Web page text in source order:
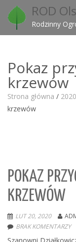
ROD
Rodzinny
Pokaz
krzewów
Strona główna / 2020
krzewów
POKAZ
KRZEWÓW
LUT 20, 2020
BRAK KOMENTARZY